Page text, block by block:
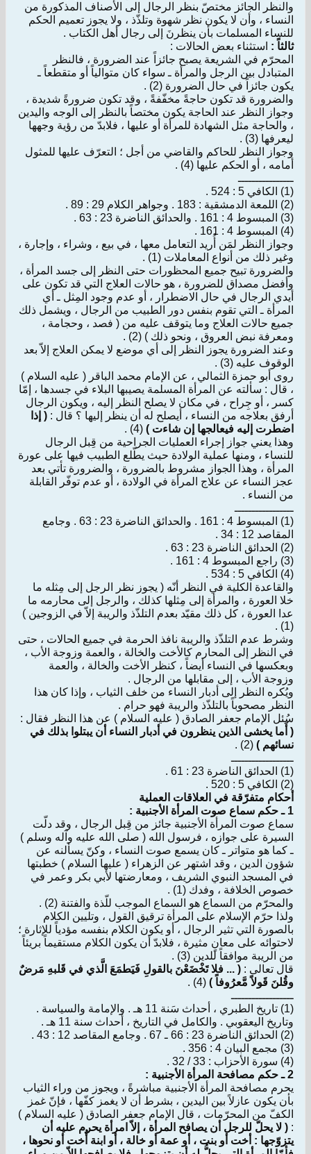
والنظر الجائز مختصّ بنظر الرجال إلى الأصناف المذكورة من
النساء ، وأن لا يكون نظر شهوة وتلذّذ ، ولا يجوز تعميم الحكم
للنساء المسلمات بأن ينظرنَ إلى رجال أهل الكتاب .
ثالثاً : استثناء بعض الحالات :
المحرّم في الشريعة يصبح جائزاً عند الضرورة ، فالنظر
المتبادل بين الرجل والمرأة ـ سواء كان متوالياً أو متقطعاً ـ
يكون جائزاً في حال الضرورة (2) .
والضرورة قد تكون حاجةً مخفّفةً ، وقد تكون ضرورةً شديدة ،
وجواز النظر عند الحاجة يكون مختصاً بالنظر إلى الوجه واليدين
، والحاجة مثل الشهادة للمرأة أو عليها ، فلابدّ من رؤية وجهها
ليعرفها (3) .
وجواز النظر للحاكم والقاضي من أجل ؛ التعرّف عليها للمثول
أمامه ، أو الحكم عليها (4) .
ــــــــــــــــ
(1) الكافي 5 : 524 .
(2) اللمعة الدمشقية : 183 . وجواهر الكلام 29 : 89 .
(3) المبسوط 4 : 161 . والحدائق الناضرة 23 : 63 .
(4) المبسوط 4 : 161 .
وجواز النظر لمَن أُريد التعامل معها ، في بيع ، وشراء ، وإجارة ،
وغير ذلك من أنواع المعاملات (1) .
والضرورة تبيح جميع المحظورات حتى النظر إلى جسد المرأة ،
وأفضل مصداق للضرورة ، هو حالات العلاج التي قد تكون على
أيدي الرجال في حال الاضطرار ، أو عدم وجود المِثل ـ أي
المرأة ـ التي تقوم بنفس دور الطبيب من الرجال ، ويشمل ذلك
جميع حالات العلاج وما يتوقف عليه من ( فصد ، وحجامة ،
ومعرفة نبض العروق ، ونحو ذلك ) (2) .
وعند الضرورة يجوز النظر إلى أي موضع لا يمكن العلاج إلاّ بعد
الوقوف عليه (3) .
روى أبو حمزة الثمالي ، عن الإمام محمد الباقر ( عليه السلام )
، قال : سألته عن المرأة المسلمة يصيبها البلاء في جسدها ، إمّا
كسر ، أو جِراح ، في مكان لا يصلح النظر إليه ، ويكون الرجال
أرفق بعلاجه من النساء ، أيصلح له أن ينظر إليها ؟ قال : ( إذا
اضطرت إليه فيعالجها إن شاءت ) (4) .
وهذا يعني جواز إجراء العمليات الجراحية من قِبل الرجال
للنساء ، ومنها عملية الولادة حيث يطّلع الطبيب فيها على عورة
المرأة ، وهذا الجواز مشروط بالضرورة ، والضرورة تأتي بعد
عجز النساء عن علاج المرأة في الولادة ، أو عدم توفّر القابلة
من النساء .
ـــــــــــــــــ
(1) المبسوط 4 : 161 . والحدائق الناضرة 23 : 63 . وجامع
المقاصد 12 : 34 .
(2) الحدائق الناضرة 23 : 63 .
(3) راجع المبسوط 4 : 161 .
(4) الكافي 5 : 534 .
والقاعدة الكلية في النظر أنّه ( يجوز نظر الرجل إلى مِثله ما
خلا العورة ، والمرأة إلى مِثلها كذلك ، والرجل إلى محارمه ما
عدا العورة ، كل ذلك مقيّد بعدم التلذّذ والريبة إلاّ في الزوجين )
(1) .
وشرط عدم التلذّذ والريبة نافذ الحرمة في جميع الحالات ، حتى
في النظر إلى المحارم كالأخت والخالة ، والعمة وزوجة الأب ،
وبعكسها في النساء أيضاً ، كنظر الأخت والخالة ، والعمة
وزوجة الأب ، إلى مقابلها من الرجال .
ويُكره النظر إلى أدبار النساء من خلف الثياب ، وإذا كان هذا
النظر مصحوباً بالتلذّذ والريبة فهو حرام .
سُئل الإمام جعفر الصادق ( عليه السلام ) عن هذا النظر فقال :
( أَما يخشى الذين ينظرون في أدبار النساء أن يبتلوا بذلك في
نسائهم ) (2) .
ــــــــــــــــــ
(1) الحدائق الناضرة 23 : 61 .
(2) الكافي 5 : 520 .
أحكام متفرّقة في العلاقات العملية
1 ـ حكم سماع صوت المرأة الأجنبية :
سماع صوت المرأة الأجنبية جائز من قِبل الرجال ، وقد دلّت
السيرة على جوازه ، فرسول الله ( صلى الله عليه وآله وسلم )
ـ كما هو متواتر ـ كان يسمع صوت النساء ، وكنّ يسألنه عن
شؤون الدين ، وقد اشتهر عن الزهراء ( عليها السلام ) خطبتها
في المسجد النبوي الشريف ، ومعارضتها لأبي بكر وعمر في
خصوص الخلافة ، وفدك (1) .
والمحرّم من السماع هو السماع الموجب للّذة والفتنة (2) .
ولذا حرّم الإسلام على المرأة ترقيق القول ، وتليين الكلام
بالصورة التي تثير الرجال ، أو يكون الكلام بنفسه مؤدياً للإثارة ؛
لاحتوائه على معانٍ مثيرة ، فلابدّ أن يكون الكلام مستقيماً بريئاً
من الريبة موافقاً للدين (3) .
قال تعالى : ( ... فلا تَخْضَعْنَ بالقولِ فَيَطمَعَ الَّذي في قَلبهِ مَرضٌ
وقُلنَ قَولاً مَّعرُوفاً ) (4) .
ــــــــــــــــــ
(1) تاريخ الطبري ، أحداث سَنة 11 هـ . والإمامة والسياسة .
وتاريخ اليعقوبي . والكامل في التاريخ ، أحداث سنة 11 هـ .
(2) الحدائق الناضرة 23 : 66 ـ 67 . وجامع المقاصد 12 : 43 .
(3) مجمع البيان 4 : 356 .
(4) سورة الأحزاب : 33 / 32 .
2 ـ حكم مصافحة المرأة الأجنبية :
يحرم مصافحة المرأة الأجنبية مباشرةً ، ويجوز من وراء الثياب
بأن يكون عازلاً بين اليدين ، بشرط أن لا يغمز كفّها ، فإنّ غمز
الكفّ من المحرّمات ، قال الإمام جعفر الصادق ( عليه السلام )
: ( لا يحلّ للرجل أن يصافح المرأة ، إلاّ امرأة يحرم عليه أن
يتزوّجها : أخت أو بنت ، أو عمة أو خالة ، أو ابنة أُخت أو نحوها ،